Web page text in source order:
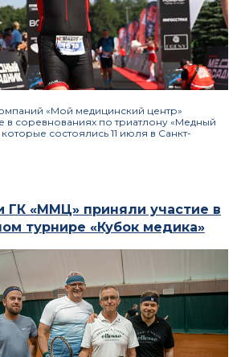
«Мой медицинский центр»
в соревнованиях по триатлону «Медный
которые состоялись 11 июля в Санкт-
ГК «ММЦ» приняли участие в
турнире «Кубок медика»